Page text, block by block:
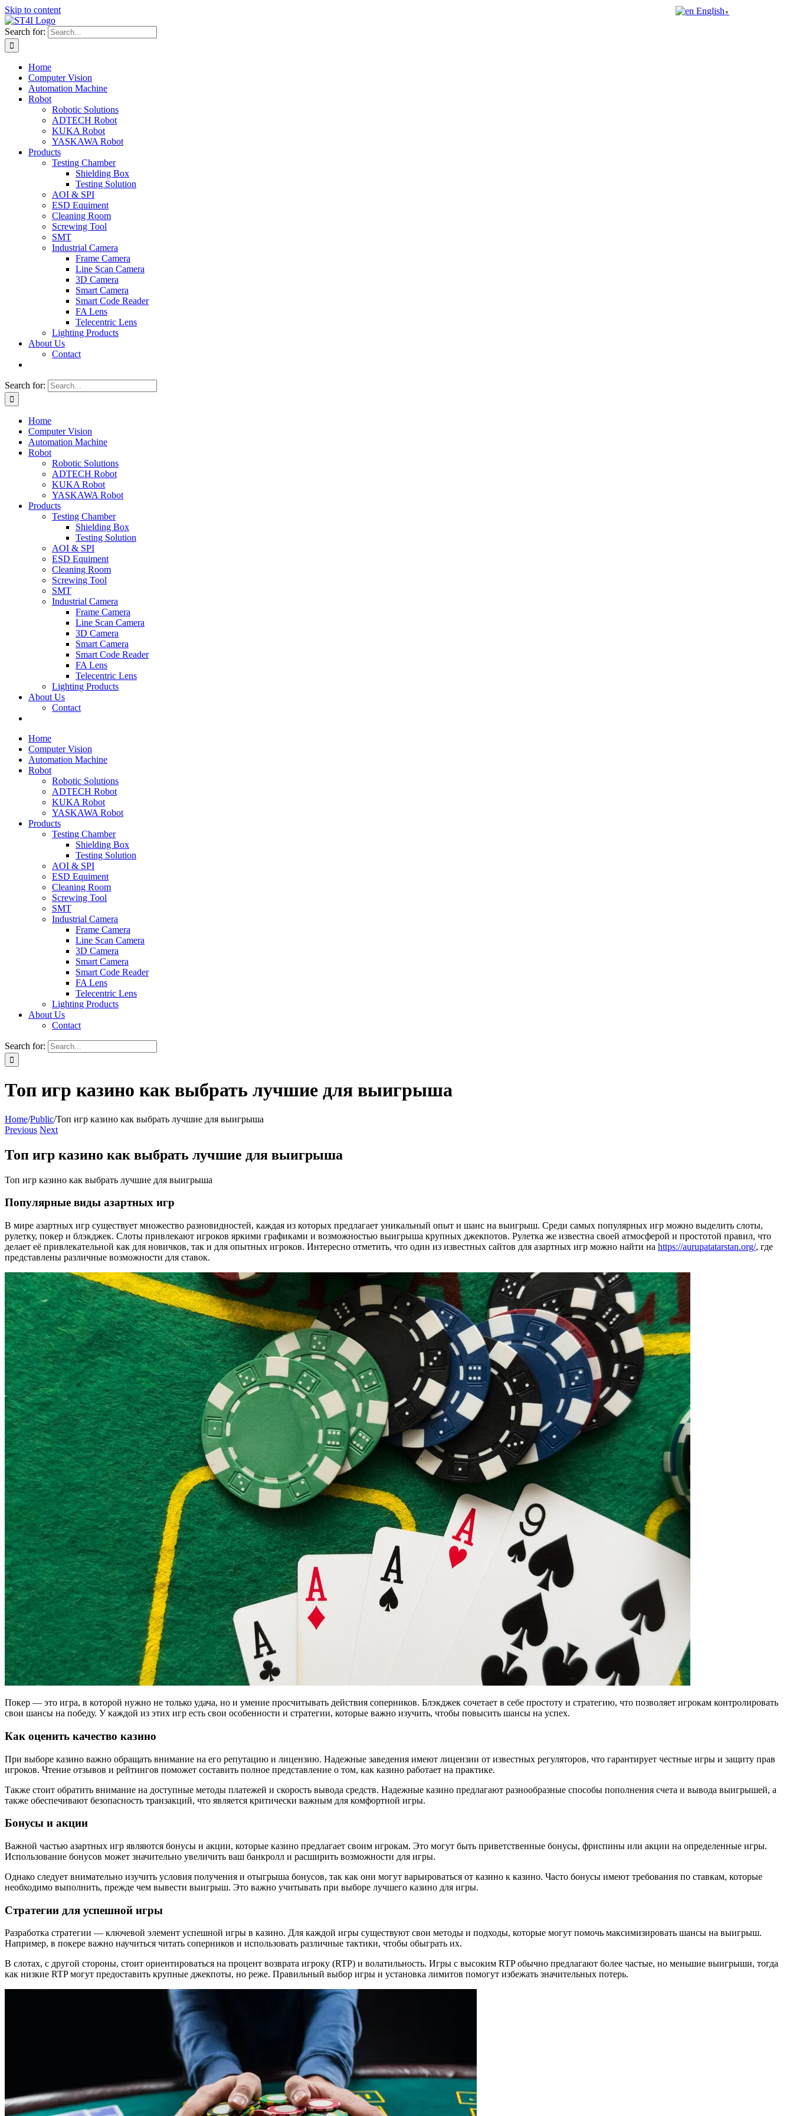
Skip to content
Search for:
Home
Computer Vision
Automation Machine
Robot
Robotic Solutions
ADTECH Robot
KUKA Robot
YASKAWA Robot
Products
Testing Chamber
Shielding Box
Testing Solution
AOI & SPI
ESD Equiment
Cleaning Room
Screwing Tool
SMT
Industrial Camera
Frame Camera
Line Scan Camera
3D Camera
Smart Camera
Smart Code Reader
FA Lens
Telecentric Lens
Lighting Products
About Us
Contact
Search for:
Home
Computer Vision
Automation Machine
Robot
Robotic Solutions
ADTECH Robot
KUKA Robot
YASKAWA Robot
Products
Testing Chamber
Shielding Box
Testing Solution
AOI & SPI
ESD Equiment
Cleaning Room
Screwing Tool
SMT
Industrial Camera
Frame Camera
Line Scan Camera
3D Camera
Smart Camera
Smart Code Reader
FA Lens
Telecentric Lens
Lighting Products
About Us
Contact
Home
Computer Vision
Automation Machine
Robot
Robotic Solutions
ADTECH Robot
KUKA Robot
YASKAWA Robot
Products
Testing Chamber
Shielding Box
Testing Solution
AOI & SPI
ESD Equiment
Cleaning Room
Screwing Tool
SMT
Industrial Camera
Frame Camera
Line Scan Camera
3D Camera
Smart Camera
Smart Code Reader
FA Lens
Telecentric Lens
Lighting Products
About Us
Contact
Search for:
Топ игр казино как выбрать лучшие для выигрыша
Home/Public/Топ игр казино как выбрать лучшие для выигрыша
Previous Next
Топ игр казино как выбрать лучшие для выигрыша
Топ игр казино как выбрать лучшие для выигрыша
Популярные виды азартных игр
В мире азартных игр существует множество разновидностей, каждая из которых предлагает уникальный опыт и шанс на выигрыш. Среди самых популярных игр можно выделить слоты,
рулетку, покер и блэкджек. Слоты привлекают игроков яркими графиками и возможностью выигрыша крупных джекпотов. Рулетка же известна своей атмосферой и простотой правил, что
делает её привлекательной как для новичков, так и для опытных игроков. Интересно отметить, что один из известных сайтов для азартных игр можно найти на https://aurupatatarstan.org/, где
представлены различные возможности для ставок.
Покер — это игра, в которой нужно не только удача, но и умение просчитывать действия соперников. Блэкджек сочетает в себе простоту и стратегию, что позволяет игрокам контролировать
свои шансы на победу. У каждой из этих игр есть свои особенности и стратегии, которые важно изучить, чтобы повысить шансы на успех.
Как оценить качество казино
При выборе казино важно обращать внимание на его репутацию и лицензию. Надежные заведения имеют лицензии от известных регуляторов, что гарантирует честные игры и защиту прав
игроков. Чтение отзывов и рейтингов поможет составить полное представление о том, как казино работает на практике.
Также стоит обратить внимание на доступные методы платежей и скорость вывода средств. Надежные казино предлагают разнообразные способы пополнения счета и вывода выигрышей, а
также обеспечивают безопасность транзакций, что является критически важным для комфортной игры.
Бонусы и акции
Важной частью азартных игр являются бонусы и акции, которые казино предлагает своим игрокам. Это могут быть приветственные бонусы, фриспины или акции на определенные игры.
Использование бонусов может значительно увеличить ваш банкролл и расширить возможности для игры.
Однако следует внимательно изучить условия получения и отыгрыша бонусов, так как они могут варьироваться от казино к казино. Часто бонусы имеют требования по ставкам, которые
необходимо выполнить, прежде чем вывести выигрыш. Это важно учитывать при выборе лучшего казино для игры.
Стратегии для успешной игры
Разработка стратегии — ключевой элемент успешной игры в казино. Для каждой игры существуют свои методы и подходы, которые могут помочь максимизировать шансы на выигрыш.
Например, в покере важно научиться читать соперников и использовать различные тактики, чтобы обыграть их.
В слотах, с другой стороны, стоит ориентироваться на процент возврата игроку (RTP) и волатильность. Игры с высоким RTP обычно предлагают более частые, но меньшие выигрыши, тогда
как низкие RTP могут предоставить крупные джекпоты, но реже. Правильный выбор игры и установка лимитов помогут избежать значительных потерь.
English ▼